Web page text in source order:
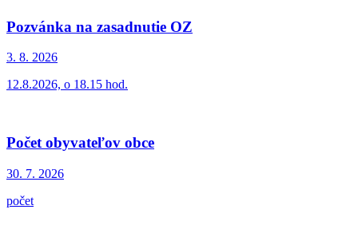
Pozvánka na zasadnutie OZ
3. 8. 2026
12.8.2026, o 18.15 hod.
Počet obyvateľov obce
30. 7. 2026
počet